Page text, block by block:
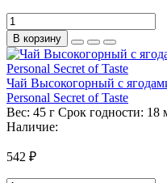
В корзину
Чай Высокогорный с
Personal Secret of Taste
Вес: 45 г Срок годности: 18
Наличие:
542 ₽